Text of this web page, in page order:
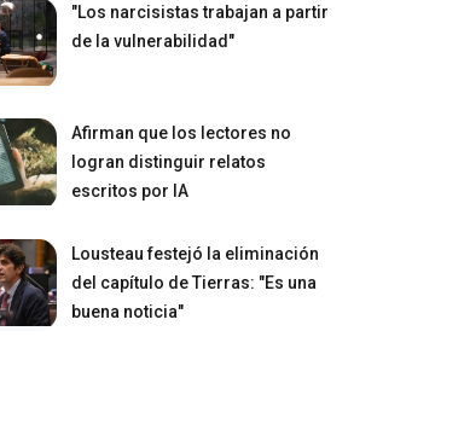
"Los narcisistas trabajan a partir
de la vulnerabilidad"
Afirman que los lectores no
logran distinguir relatos
escritos por IA
Lousteau festejó la eliminación
del capítulo de Tierras: "Es una
buena noticia"